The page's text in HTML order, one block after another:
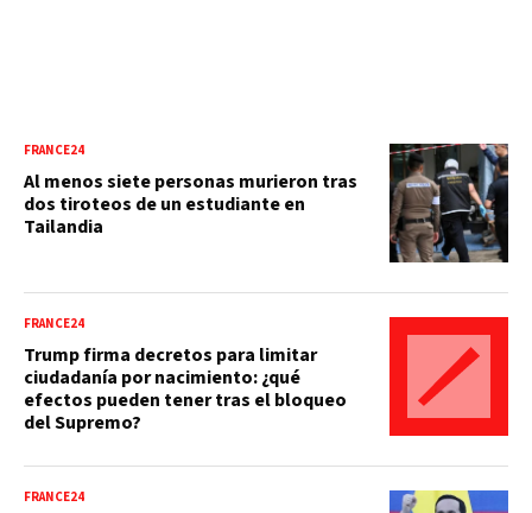
FRANCE24
Al menos siete personas murieron tras
dos tiroteos de un estudiante en
Tailandia
FRANCE24
Trump firma decretos para limitar
ciudadanía por nacimiento: ¿qué
efectos pueden tener tras el bloqueo
del Supremo?
FRANCE24